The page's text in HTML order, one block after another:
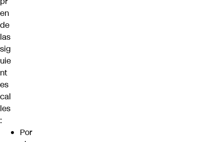
en
de
las
sig
uie
nt
es
cal
les
:
Por